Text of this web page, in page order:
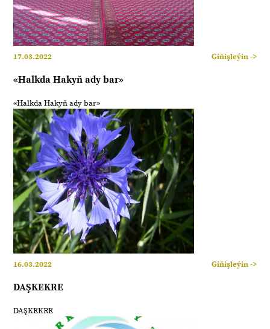
17.03.2022 Giňişleýin ->
«Halkda Hakyň ady bar»
«Halkda Hakyň ady bar»
16.03.2022 Giňişleýin ->
DAŞKEKRE
DAŞKEKRE